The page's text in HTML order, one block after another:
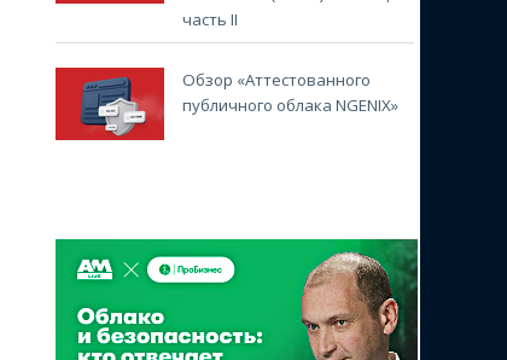
часть II
Обзор «Аттестованного
публичного облака NGENIX»